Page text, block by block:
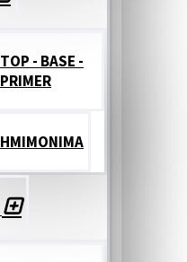
TOP - BASE -
PRIMER
ΗΜΙΜΟΝΙΜΑ